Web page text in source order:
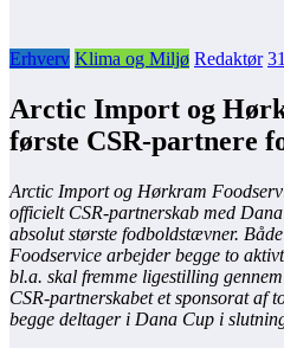
Erhverv Klima og Miljø Redaktør
Arctic Import og
første CSR-partnere
Arctic Import og Hørkram
officielt CSR-partnerskab med
absolut største fodboldstævner.
Foodservice arbejder begge to
bl.a. skal fremme ligestilling
CSR-partnerskabet et sponsorat af
begge deltager i Dana Cup i